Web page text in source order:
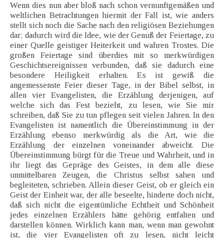
Wenn dies nun aber bloß nach schon vernunftgemäßen und
weltlichen Betrachtungen hiermit der Fall ist, wie anders
stellt sich noch die Sache nach den religiösen Beziehungen
dar; dadurch wird die Idee, wie der Genuß der Feiertage, zu
einer Quelle geistiger Heiterkeit und wahren Trostes. Die
großen Feiertage sind überdies mit so merkwürdigen
Geschichtsereignissen verbunden, daß sie dadurch eine
besondere Heiligkeit erhalten. Es ist gewiß die
angemessenste Feier dieser Tage, in der Bibel selbst, in
allen vier Evangelisten, die Erzählung derjenigen, auf
welche sich das Fest bezieht, zu lesen, wie Sie mir
schreiben, daß Sie zu tun pflegen seit vielen Jahren. In den
Evangelisten ist namentlich die Übereinstimmung in der
Erzählung ebenso merkwürdig als die Art, wie die
Erzählung der einzelnen voneinander abweicht. Die
Übereinstimmung bürgt für die Treue und Wahrheit, und in
ihr liegt das Gepräge des Geistes, in dem alle diese
unmittelbaren Zeugen, die Christus selbst sahen und
begleiteten, schrieben. Allein dieser Geist, ob er gleich ein
Geist der Einheit war, der alle beseelte, hinderte doch nicht,
daß sich nicht die eigentümliche Echtheit und Schönheit
jedes einzelnen Erzählers hätte gehörig entfalten und
darstellen können. Wirklich kann man, wenn man gewohnt
ist, die vier Evangelisten oft zu lesen, nicht leicht